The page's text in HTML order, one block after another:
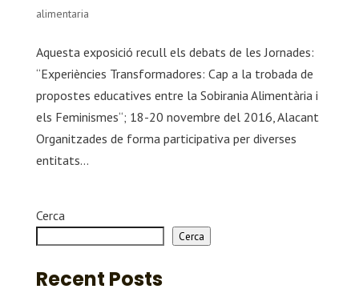
alimentaria
Aquesta exposició recull els debats de les Jornades:
“Experiències Transformadores: Cap a la trobada de
propostes educatives entre la Sobirania Alimentària i
els Feminismes“; 18-20 novembre del 2016, Alacant
Organitzades de forma participativa per diverses
entitats...
Cerca
Cerca
Recent Posts